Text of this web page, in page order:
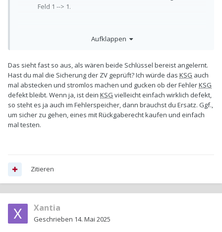
Feld 1 --> 1.
Aufklappen
Das sieht fast so aus, als wären beide Schlüssel bereist angelernt.
Hast du mal die Sicherung der ZV geprüft? Ich würde das KSG auch
mal abstecken und stromlos machen und gucken ob der FehlerKSG
defekt bleibt. Wenn ja, ist dein KSG vielleicht einfach wirklich defekt,
so steht es ja auch im Fehlerspeicher, dann brauchst du Ersatz. Ggf.,
um sicher zu gehen, eines mit Rückgaberecht kaufen und einfach
mal testen.
Zitieren
Xantia
Geschrieben 14. Mai 2025